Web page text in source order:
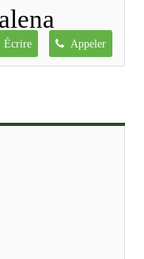
Écrire Appeler